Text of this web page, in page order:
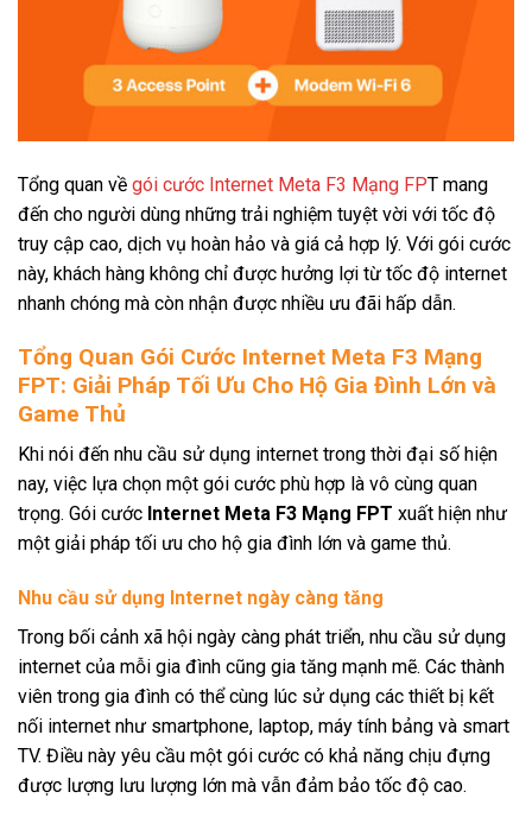
Tổng quan về gói cước Internet Meta F3 Mạng FPT mang
đến cho người dùng những trải nghiệm tuyệt vời với tốc độ
truy cập cao, dịch vụ hoàn hảo và giá cả hợp lý. Với gói cước
này, khách hàng không chỉ được hưởng lợi từ tốc độ internet
nhanh chóng mà còn nhận được nhiều ưu đãi hấp dẫn.
Tổng Quan Gói Cước Internet Meta F3 Mạng
FPT: Giải Pháp Tối Ưu Cho Hộ Gia Đình Lớn và
Game Thủ
Khi nói đến nhu cầu sử dụng internet trong thời đại số hiện
nay, việc lựa chọn một gói cước phù hợp là vô cùng quan
trọng. Gói cước Internet Meta F3 Mạng FPT xuất hiện như
một giải pháp tối ưu cho hộ gia đình lớn và game thủ.
Nhu cầu sử dụng Internet ngày càng tăng
Trong bối cảnh xã hội ngày càng phát triển, nhu cầu sử dụng
internet của mỗi gia đình cũng gia tăng mạnh mẽ. Các thành
viên trong gia đình có thể cùng lúc sử dụng các thiết bị kết
nối internet như smartphone, laptop, máy tính bảng và smart
TV. Điều này yêu cầu một gói cước có khả năng chịu đựng
được lượng lưu lượng lớn mà vẫn đảm bảo tốc độ cao.